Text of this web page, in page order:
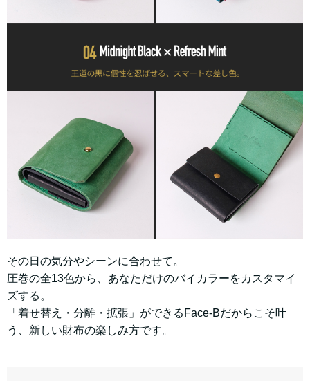
その日の気分やシーンに合わせて。
圧巻の全13色から、あなただけのバイカラーをカスタマイ
ズする。
「着せ替え・分離・拡張」ができるFace-Bだからこそ叶
う、新しい財布の楽しみ方です。